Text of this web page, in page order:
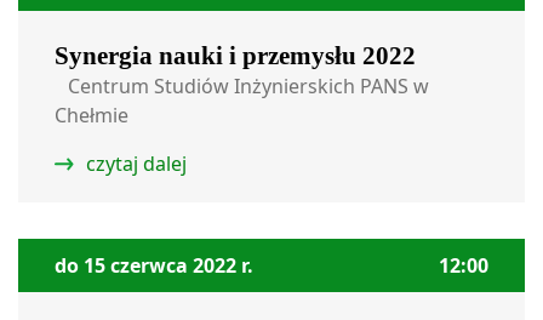
Synergia nauki i przemysłu 2022
Centrum Studiów Inżynierskich PANS w
Chełmie
czytaj dalej
do 15 czerwca 2022 r. 12:00